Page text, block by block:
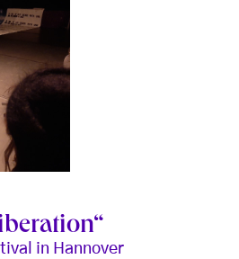
in Hannover